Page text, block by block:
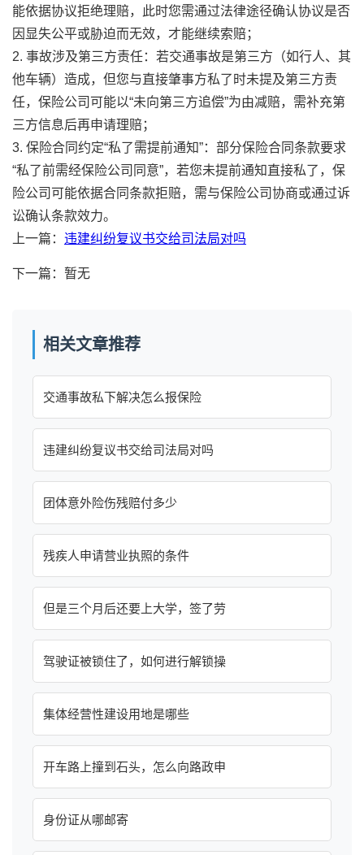
能依据协议拒绝理赔，此时您需通过法律途径确认协议是否
因显失公平或胁迫而无效，才能继续索赔；
2. 事故涉及第三方责任：若交通事故是第三方（如行人、其
他车辆）造成，但您与直接肇事方私了时未提及第三方责
任，保险公司可能以“未向第三方追偿”为由减赔，需补充第
三方信息后再申请理赔；
3. 保险合同约定“私了需提前通知”：部分保险合同条款要求
“私了前需经保险公司同意”，若您未提前通知直接私了，保
险公司可能依据合同条款拒赔，需与保险公司协商或通过诉
讼确认条款效力。
上一篇： 违建纠纷复议书交给司法局对吗
下一篇：暂无
相关文章推荐
交通事故私下解决怎么报保险
违建纠纷复议书交给司法局对吗
团体意外险伤残赔付多少
残疾人申请营业执照的条件
但是三个月后还要上大学，签了劳
驾驶证被锁住了，如何进行解锁操
集体经营性建设用地是哪些
开车路上撞到石头，怎么向路政申
身份证从哪邮寄